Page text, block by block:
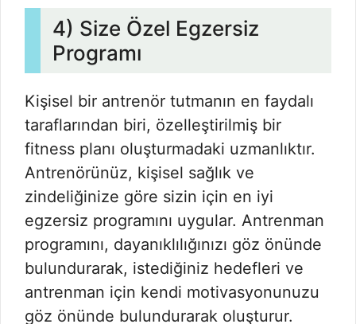
4) Size Özel Egzersiz
Programı
Kişisel bir antrenör tutmanın en faydalı
taraflarından biri, özelleştirilmiş bir
fitness planı oluşturmadaki uzmanlıktır.
Antrenörünüz, kişisel sağlık ve
zindeliğinize göre sizin için en iyi
egzersiz programını uygular. Antrenman
programını, dayanıklılığınızı göz önünde
bulundurarak, istediğiniz hedefleri ve
antrenman için kendi motivasyonunuzu
göz önünde bulundurarak oluşturur.